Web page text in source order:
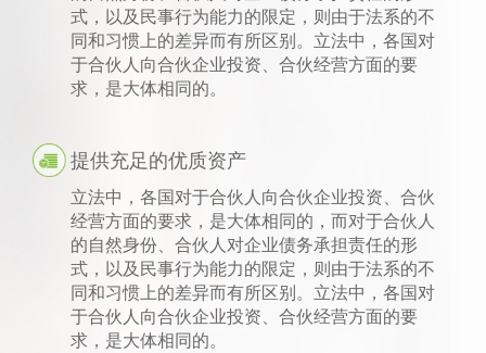
式，以及民事行为能力的限定，则由于法系的不
同和习惯上的差异而有所区别。立法中，各国对
于合伙人向合伙企业投资、合伙经营方面的要
求，是大体相同的。
提供充足的优质资产
立法中，各国对于合伙人向合伙企业投资、合伙
经营方面的要求，是大体相同的，而对于合伙人
的自然身份、合伙人对企业债务承担责任的形
式，以及民事行为能力的限定，则由于法系的不
同和习惯上的差异而有所区别。立法中，各国对
于合伙人向合伙企业投资、合伙经营方面的要
求，是大体相同的。